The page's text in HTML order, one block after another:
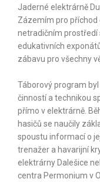
Jaderné elektrárně
Zázemím pro
netradičním prostředí
edukativních
zábavu pro všechny
Táborový program
činností a technikou
přímo v elektrárně.
hasičů se naučily
spoustu informací o
trenažer a havarijní
elektrárny Dalešice
centra Permonium v